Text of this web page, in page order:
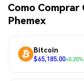
Como
Phemex
Bitcoin
$65,185.00+0.20%